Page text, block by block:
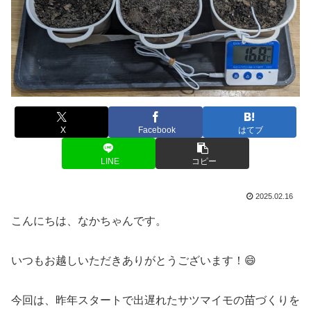
X Facebook はてブ
LINE コピー
2025.02.16
こんにちは、なかちゃんです。
いつもお越しいただきありがとうございます！😄
今回は、昨年スタートで出遅れたサツマイモの苗づくりを